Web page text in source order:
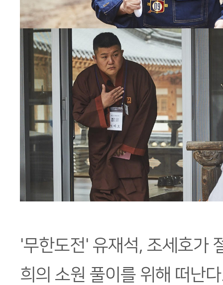
'무한도전' 유재석, 조세호가
희의 소원 풀이를 위해 떠난